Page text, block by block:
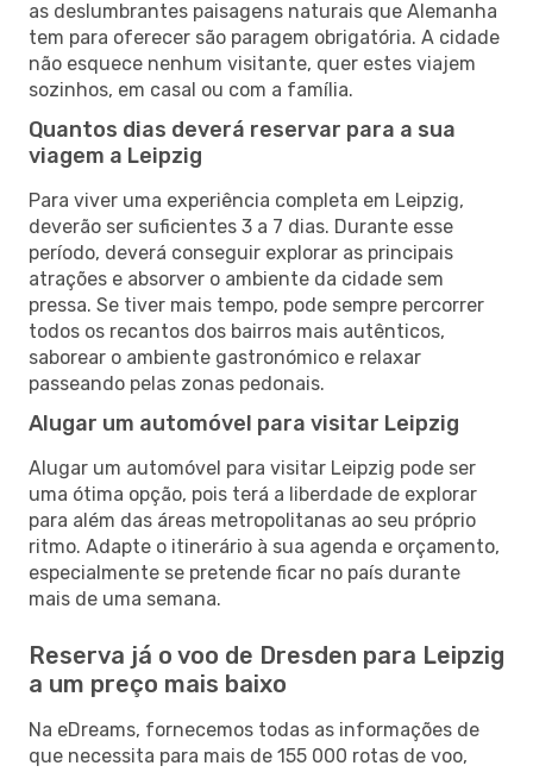
as deslumbrantes paisagens naturais que Alemanha
tem para oferecer são paragem obrigatória. A cidade
não esquece nenhum visitante, quer estes viajem
sozinhos, em casal ou com a família.
Quantos dias deverá reservar para a sua
viagem a Leipzig
Para viver uma experiência completa em Leipzig,
deverão ser suficientes 3 a 7 dias. Durante esse
período, deverá conseguir explorar as principais
atrações e absorver o ambiente da cidade sem
pressa. Se tiver mais tempo, pode sempre percorrer
todos os recantos dos bairros mais autênticos,
saborear o ambiente gastronómico e relaxar
passeando pelas zonas pedonais.
Alugar um automóvel para visitar Leipzig
Alugar um automóvel para visitar Leipzig pode ser
uma ótima opção, pois terá a liberdade de explorar
para além das áreas metropolitanas ao seu próprio
ritmo. Adapte o itinerário à sua agenda e orçamento,
especialmente se pretende ficar no país durante
mais de uma semana.
Reserva já o voo de Dresden para Leipzig
a um preço mais baixo
Na eDreams, fornecemos todas as informações de
que necessita para mais de 155 000 rotas de voo,